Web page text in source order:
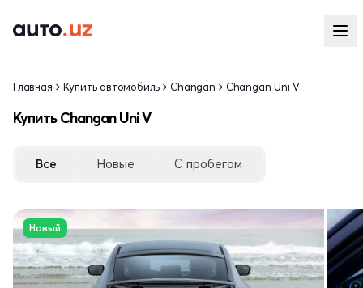
Главная Купить автомобиль Changan Changan Uni V
Купить Changan Uni V
Все Новые С пробегом
Новый